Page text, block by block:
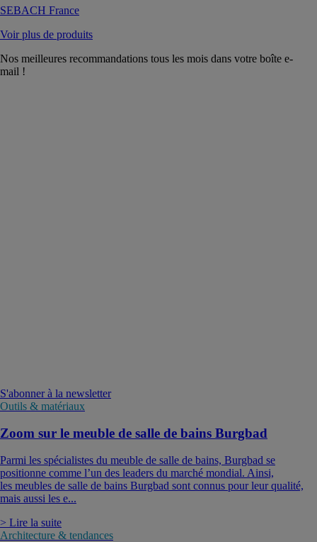
SEBACH France
Voir plus de produits
Nos meilleures recommandations tous les mois dans votre boîte e-
mail !
S'abonner à la newsletter
Outils & matériaux
Zoom sur le meuble de salle de bains Burgbad
Parmi les spécialistes du meuble de salle de bains, Burgbad se
positionne comme l’un des leaders du marché mondial. Ainsi,
les meubles de salle de bains Burgbad sont connus pour leur qualité,
mais aussi les e...
> Lire la suite
Architecture & tendances